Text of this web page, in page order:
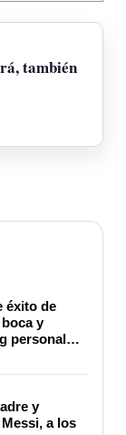
también
éxito de
y
personal
todos
y
a los